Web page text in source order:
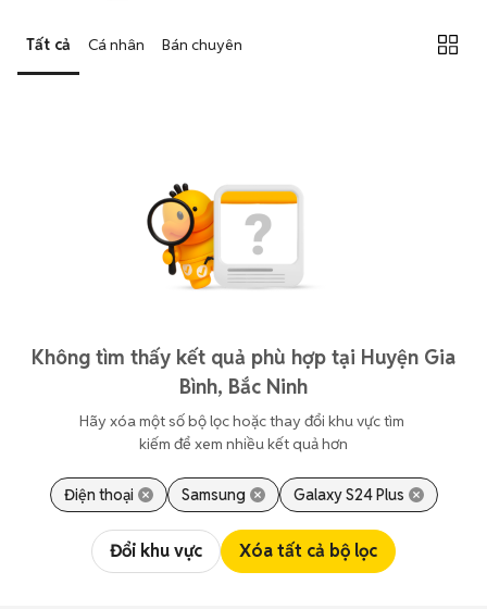
Tất cả Cá nhân Bán chuyên
Không tìm thấy kết quả phù hợp tại Huyện Gia
Bình, Bắc Ninh
Hãy xóa một số bộ lọc hoặc thay đổi khu vực tìm
kiếm để xem nhiều kết quả hơn
Điện thoại Samsung Galaxy S24 Plus
Đổi khu vực Xóa tất cả bộ lọc